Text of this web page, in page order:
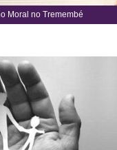
Moral no Tremembé